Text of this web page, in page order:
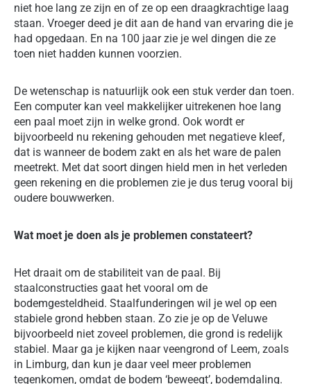
niet hoe lang ze zijn en of ze op een draagkrachtige laag
staan. Vroeger deed je dit aan de hand van ervaring die je
had opgedaan. En na 100 jaar zie je wel dingen die ze
toen niet hadden kunnen voorzien.
De wetenschap is natuurlijk ook een stuk verder dan toen.
Een computer kan veel makkelijker uitrekenen hoe lang
een paal moet zijn in welke grond. Ook wordt er
bijvoorbeeld nu rekening gehouden met negatieve kleef,
dat is wanneer de bodem zakt en als het ware de palen
meetrekt. Met dat soort dingen hield men in het verleden
geen rekening en die problemen zie je dus terug vooral bij
oudere bouwwerken.
Wat moet je doen als je problemen constateert?
Het draait om de stabiliteit van de paal. Bij
staalconstructies gaat het vooral om de
bodemgesteldheid. Staalfunderingen wil je wel op een
stabiele grond hebben staan. Zo zie je op de Veluwe
bijvoorbeeld niet zoveel problemen, die grond is redelijk
stabiel. Maar ga je kijken naar veengrond of Leem, zoals
in Limburg, dan kun je daar veel meer problemen
tegenkomen, omdat de bodem ‘beweegt’, bodemdaling.